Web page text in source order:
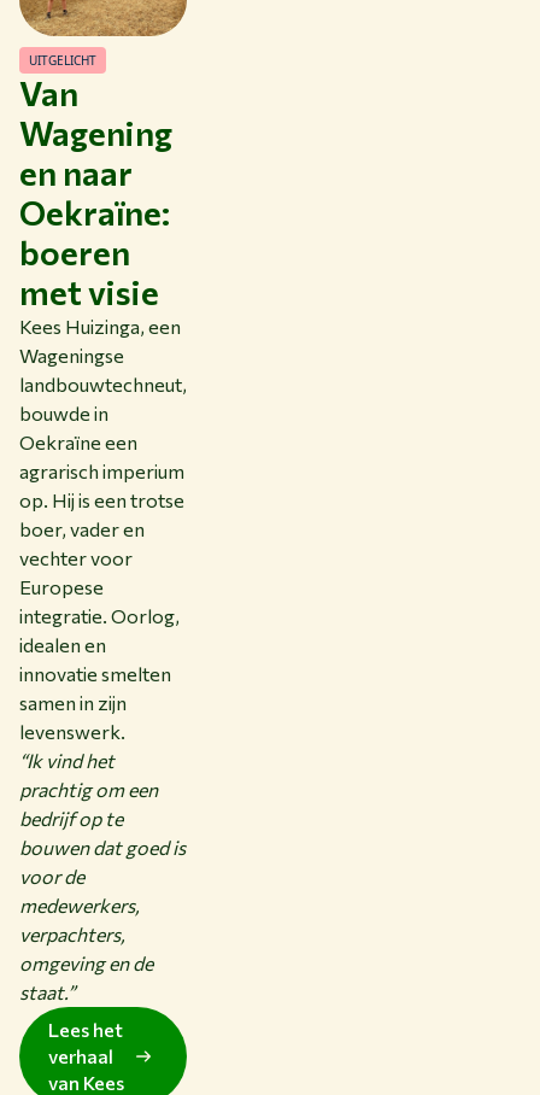
WERKEN BIJ WUR
HUIDIGE STUDENTEN
BIBLIOTHEEK
CONTACT
NL
Van
Wagening
en naar
Oekraïne:
boeren
met visie
UITGELICHT
Kees Huizinga, een
Wageningse
landbouwtechneut,
bouwde in
Oekraïne een
agrarisch imperium
op. Hij is een trotse
boer, vader en
vechter voor
Europese
integratie. Oorlog,
idealen en
innovatie smelten
samen in zijn
levenswerk.
“Ik vind het
prachtig om een
bedrijf op te
bouwen dat goed is
voor de
medewerkers,
verpachters,
omgeving en de
staat.”
Lees het
verhaal
van Kees